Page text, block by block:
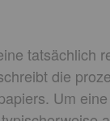
tatsächlich
die
Um